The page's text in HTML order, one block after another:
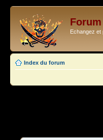
Echangez et
Index du forum